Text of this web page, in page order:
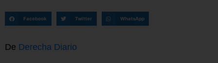
Facebook Twitter WhatsApp
De Derecha Diario